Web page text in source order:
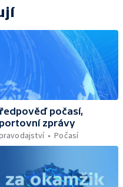
počasí,
zprávy
Počasí